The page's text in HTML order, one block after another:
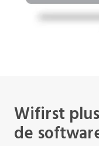
Wifirst
de